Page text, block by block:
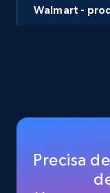
Walmart -
Specifications,
Precisa